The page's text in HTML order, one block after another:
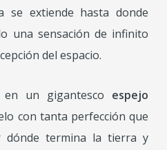
se extiende hasta donde
una sensación de infinito
del espacio.
un gigantesco espejo
con tanta perfección que
dónde termina la tierra y